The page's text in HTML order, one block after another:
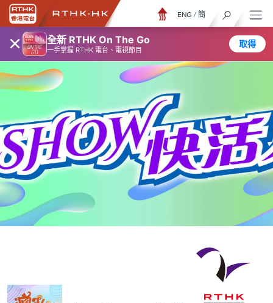
× 全新 RTHK On The Go
一手掌握 RTHK 電台、電視節目
取得
ENG / 簡